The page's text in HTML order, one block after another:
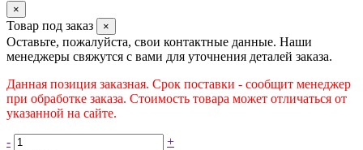
×
Товар под заказ ×
Оставьте, пожалуйста, свои контактные данные. Наши
менеджеры свяжутся с вами для уточнения деталей заказа.
Данная позиция заказная. Срок поставки - сообщит менеджер
при обработке заказа. Стоимость товара может отличаться от
указанной на сайте.
-
+